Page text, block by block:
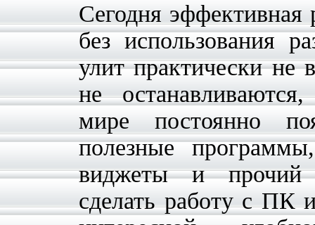
Сегодня эффективная
без использования
улит практически не
не
мире постоянно
полезные
виджеты и прочий
сделать работу с ПК